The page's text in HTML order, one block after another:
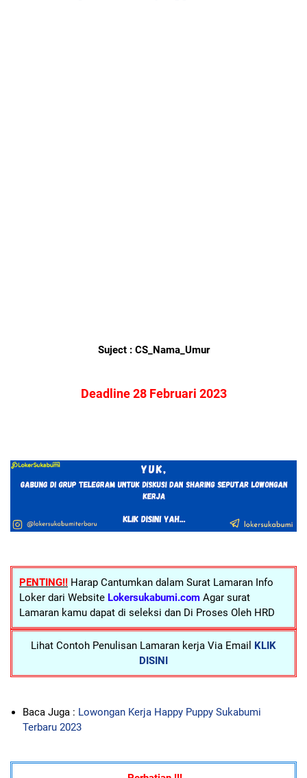
Suject : CS_Nama_Umur
Deadline 28 Februari 2023
PENTING!! Harap Cantumkan dalam Surat Lamaran Info
Loker dari Website Lokersukabumi.com Agar surat
Lamaran kamu dapat di seleksi dan Di Proses Oleh HRD
Lihat Contoh Penulisan Lamaran kerja Via Email KLIK
DISINI
Baca Juga : Lowongan Kerja Happy Puppy Sukabumi
Terbaru 2023